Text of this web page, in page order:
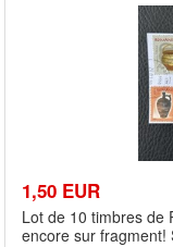
1,50 EUR
Lot de 10 timbres de
encore sur fragment!